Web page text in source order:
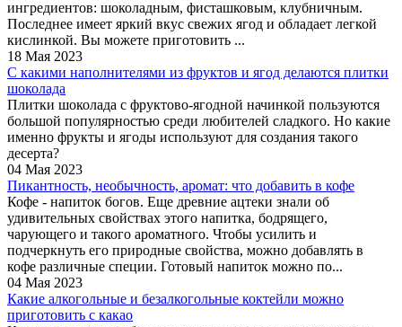
ингредиентов: шоколадным, фисташковым, клубничным.
Последнее имеет яркий вкус свежих ягод и обладает легкой
кислинкой. Вы можете приготовить ...
18 Мая 2023
С какими наполнителями из фруктов и ягод делаются плитки
шоколада
Плитки шоколада с фруктово-ягодной начинкой пользуются
большой популярностью среди любителей сладкого. Но какие
именно фрукты и ягоды используют для создания такого
десерта?
04 Мая 2023
Пикантность, необычность, аромат: что добавить в кофе
Кофе - напиток богов. Еще древние ацтеки знали об
удивительных свойствах этого напитка, бодрящего,
чарующего и такого ароматного. Чтобы усилить и
подчеркнуть его природные свойства, можно добавлять в
кофе различные специи. Готовый напиток можно по...
04 Мая 2023
Какие алкогольные и безалкогольные коктейли можно
приготовить с какао